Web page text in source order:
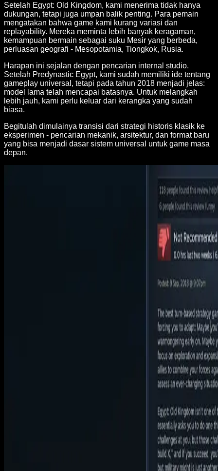
Setelah Egypt: Old Kingdom, kami menerima tidak hanya
dukungan, tetapi juga umpan balik penting. Para pemain
mengatakan bahwa game kami kurang variasi dan
replayability. Mereka meminta lebih banyak keragaman,
kemampuan bermain sebagai suku Mesir yang berbeda,
perluasan geografi - Mesopotamia, Tiongkok, Rusia.
Harapan ini sejalan dengan pencarian internal studio.
Setelah Predynastic Egypt, kami sudah memiliki ide tentang
gameplay universal, tetapi pada tahun 2018 menjadi jelas:
model lama telah mencapai batasnya. Untuk melangkah
lebih jauh, kami perlu keluar dari kerangka yang sudah
biasa.
Begitulah dimulainya transisi dari strategi historis klasik ke
eksperimen - pencarian mekanik, arsitektur, dan format baru
yang bisa menjadi dasar sistem universal untuk game masa
depan.